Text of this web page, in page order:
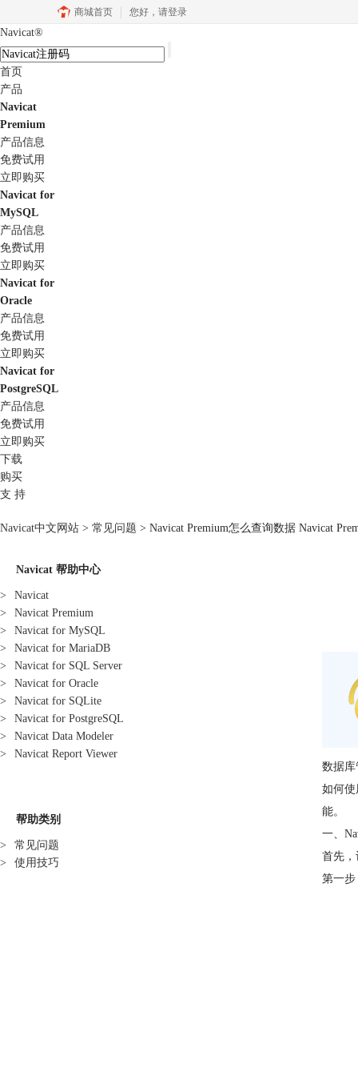
商城首页 您好， 请登录
Navicat®
首页
产品
Navicat
Premium
产品信息
免费试用
立即购买
Navicat for
MySQL
产品信息
免费试用
立即购买
Navicat for
Oracle
产品信息
免费试用
立即购买
Navicat for
PostgreSQL
产品信息
免费试用
立即购买
下载
购买
支 持
Navicat中文网站 > 常见问题 > Navicat Premium怎么查询数据 Navicat
Navicat 帮助中心
>
Navicat
>
Navicat Premium
>
Navicat for MySQL
>
Navicat for MariaDB
>
Navicat for SQL Server
>
Navicat for Oracle
>
Navicat for SQLite
>
Navicat for PostgreSQL
>
Navicat Data Modeler
>
Navicat Report Viewer
帮助类别
>
常见问题
>
使用技巧
数据库
如何使
能。
一、
首先，
第一